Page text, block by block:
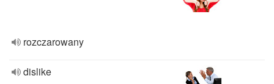
rozczarowany
dislike